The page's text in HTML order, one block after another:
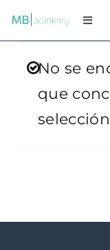
Saltar
al
contenido
Toggle
Programas
No se
que